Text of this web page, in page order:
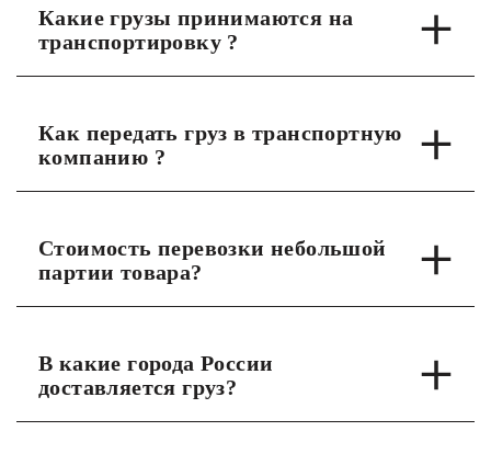
Какие грузы принимаются на
транспортировку ?
Как передать груз в транспортную
компанию ?
Стоимость перевозки небольшой
партии товара?
В какие города России
доставляется груз?